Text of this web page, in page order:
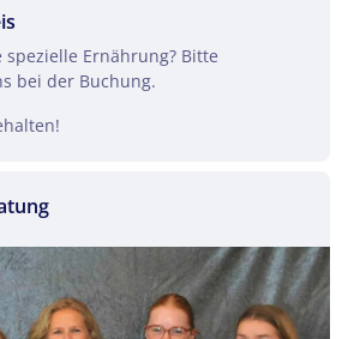
spezielle Ernährung? Bitte
bei der Buchung.